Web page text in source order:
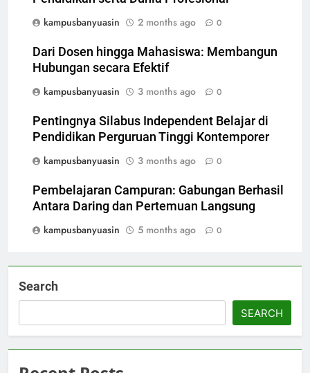
kampusbanyuasin
2 months ago 0
Dari Dosen hingga Mahasiswa: Membangun
Hubungan secara Efektif
kampusbanyuasin
3 months ago 0
Pentingnya Silabus Independent Belajar di
Pendidikan Perguruan Tinggi Kontemporer
kampusbanyuasin
3 months ago 0
Pembelajaran Campuran: Gabungan Berhasil
Antara Daring dan Pertemuan Langsung
kampusbanyuasin
5 months ago 0
Search
SEARCH